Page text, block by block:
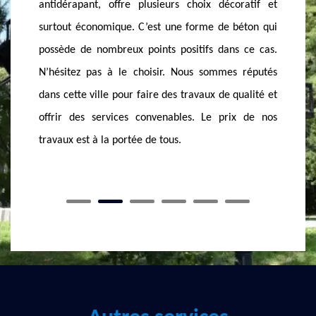
décoratif et
de béton qui
dans ce cas.
réputés
de qualité et
Le prix de nos
couleur joue dans ce cas un rôle très
pour éviter que toutes les couleurs se
En activité quand vous voulez, nous
disponibles pour réaliser le béton lavé qu’il
faut. Nous intervenons sur place partout dans
Evian Les Bains pour ce faire.